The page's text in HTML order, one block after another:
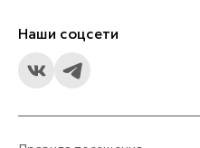
Наши соцсети